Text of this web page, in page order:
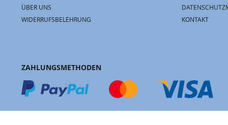
ÜBER UNS
WIDERRUFSBELEHRUNG
KONTAKT
ZAHLUNGSMETHODEN